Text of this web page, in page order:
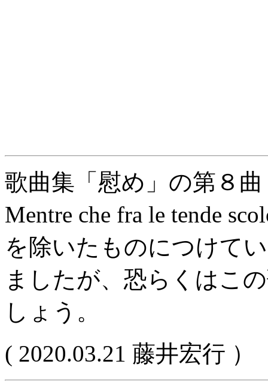
歌曲集「慰め」の第８
Mentre che fra le tende
を除いたものにつけて
ましたが、恐らくはこ
しょう。
( 2020.03.21 藤井宏行 ）